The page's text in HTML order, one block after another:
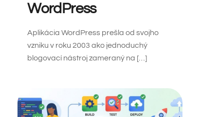
WordPress
Aplikácia WordPress prešla od svojho
vzniku v roku 2003 ako jednoduchý
blogovací nástroj zameraný na […]